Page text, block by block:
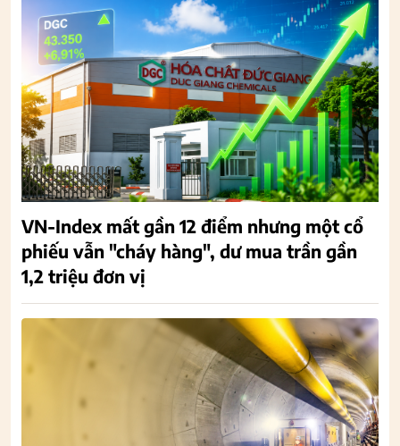
VN-Index mất gần 12 điểm nhưng một cổ
phiếu vẫn "cháy hàng", dư mua trần gần
1,2 triệu đơn vị